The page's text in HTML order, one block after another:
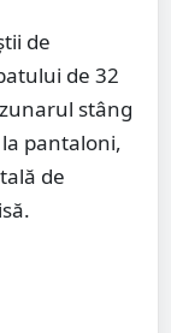
de
de 32
stâng
pantaloni,
de